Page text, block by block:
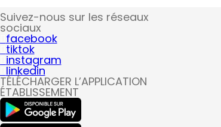
Suivez-nous sur les réseaux
sociaux
facebook
tiktok
instagram
linkedin
TÉLÉCHARGER L’APPLICATION
ÉTABLISSEMENT